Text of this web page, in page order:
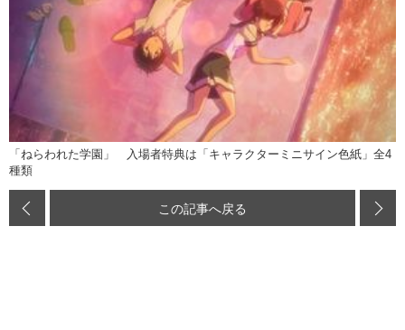
「ねらわれた学園」 入場者特典は「キャラクターミニサイン色紙」全4
種類
この記事へ戻る